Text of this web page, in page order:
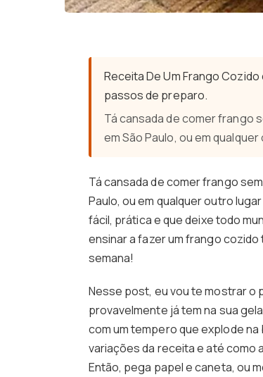
Receita De Um Frango
passos de preparo.
Tá cansada de comer frango
em São Paulo, ou em
Tá cansada de comer frango
Paulo, ou em qualquer outro
fácil, prática e que deixe todo
ensinar a fazer um frango
semana!
Nesse post, eu vou te mostrar o
provavelmente já tem na sua
com um tempero que explode
variações da receita e até
Então, pega papel e caneta, ou